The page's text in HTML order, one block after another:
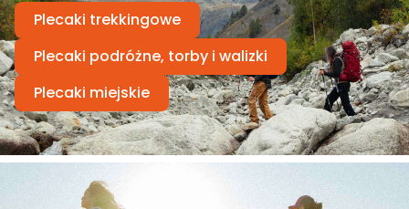
Plecaki trekkingowe
Plecaki podróżne, torby i walizki
Plecaki miejskie